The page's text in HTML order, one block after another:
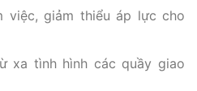
việc, giảm thiểu áp lực cho
xa tình hình các quầy giao